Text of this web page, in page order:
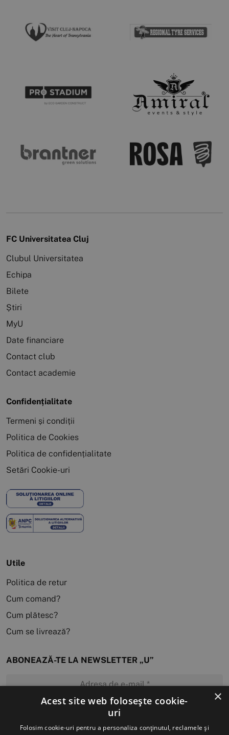
FC Universitatea Cluj
Clubul Universitatea
Echipa
Bilete
Știri
MyU
Date financiare
Contact club
Contact academie
Confidențialitate
Termeni și condiții
Politica de Cookies
Politica de confidențialitate
Setări Cookie-uri
Utile
Politica de retur
Cum comand?
Cum plătesc?
Cum se livrează?
ABONEAZĂ-TE LA NEWSLETTER „U”
MĂ ABONEZ
×
Acest site web folosește cookie-
uri
Folosim cookie-uri pentru a personaliza conținutul, reclamele și